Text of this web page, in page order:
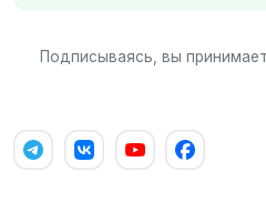
Подписываясь, вы